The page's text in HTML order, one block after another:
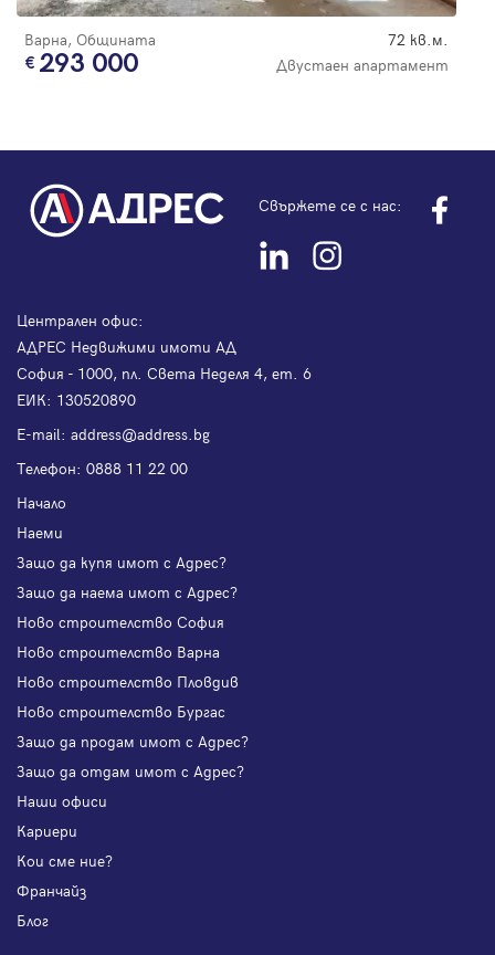
Варна, Общината 72 кв.м.
293 000 Двустаен апартамент
Свържете се с нас:
Централен офис:
АДРЕС Недвижими имоти АД
София - 1000, пл. Света Неделя 4, ет. 6
ЕИК: 130520890
Е-mail: address@address.bg
Телефон: 0888 11 22 00
Начало
Наеми
Защо да купя имот с Адрес?
Защо да наема имот с Адрес?
Ново строителство София
Ново строителство Варна
Ново строителство Пловдив
Ново строителство Бургас
Защо да продам имот с Адрес?
Защо да отдам имот с Адрес?
Наши офиси
Кариери
Кои сме ние?
Франчайз
Блог